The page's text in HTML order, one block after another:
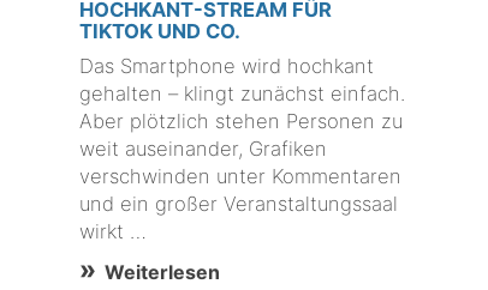
HOCHKANT-STREAM FÜR
TIKTOK UND CO.
Das Smartphone wird hochkant
gehalten – klingt zunächst einfach.
Aber plötzlich stehen Personen zu
weit auseinander, Grafiken
verschwinden unter Kommentaren
und ein großer Veranstaltungssaal
wirkt …
Weiterlesen